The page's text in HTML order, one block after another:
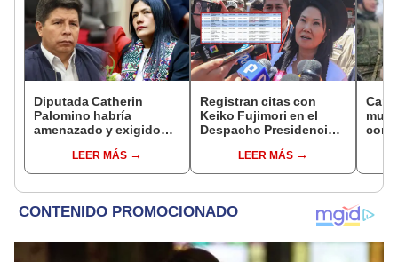
Diputada Catherin
Palomino habría
amenazado y exigido
Pedro Castillo tras
insultarlos por
LEER MÁS
Registran citas con
Keiko Fujimori en el
Despacho Presidencial
LEER MÁS